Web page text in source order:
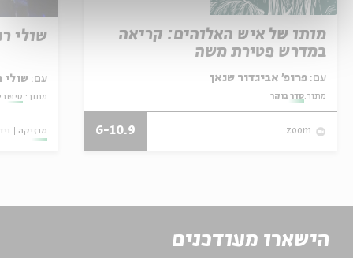
מותו של איש האלוהים: קריאה
במדרש פטירת משה
עם:
מתוך:סדר בוקר
zoom
6-10.9
שולי
עם: שולי
מתוך:
מוזיקה
הישארו מעודכנים